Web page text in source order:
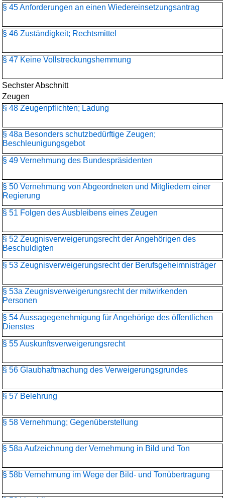
§ 45 Anforderungen an einen Wiedereinsetzungsantrag
§ 46 Zuständigkeit; Rechtsmittel
§ 47 Keine Vollstreckungshemmung
Sechster Abschnitt
Zeugen
§ 48 Zeugenpflichten; Ladung
§ 48a Besonders schutzbedürftige Zeugen;
Beschleunigungsgebot
§ 49 Vernehmung des Bundespräsidenten
§ 50 Vernehmung von Abgeordneten und Mitgliedern einer
Regierung
§ 51 Folgen des Ausbleibens eines Zeugen
§ 52 Zeugnisverweigerungsrecht der Angehörigen des
Beschuldigten
§ 53 Zeugnisverweigerungsrecht der Berufsgeheimnisträger
§ 53a Zeugnisverweigerungsrecht der mitwirkenden
Personen
§ 54 Aussagegenehmigung für Angehörige des öffentlichen
Dienstes
§ 55 Auskunftsverweigerungsrecht
§ 56 Glaubhaftmachung des Verweigerungsgrundes
§ 57 Belehrung
§ 58 Vernehmung; Gegenüberstellung
§ 58a Aufzeichnung der Vernehmung in Bild und Ton
§ 58b Vernehmung im Wege der Bild- und Tonübertragung